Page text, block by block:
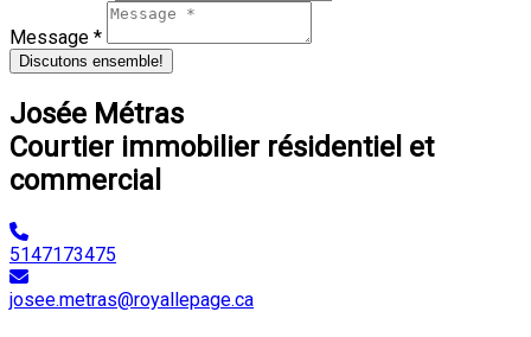
Message *
Discutons ensemble!
Josée Métras
Courtier immobilier résidentiel et
commercial
5147173475
josee.metras@royallepage.ca